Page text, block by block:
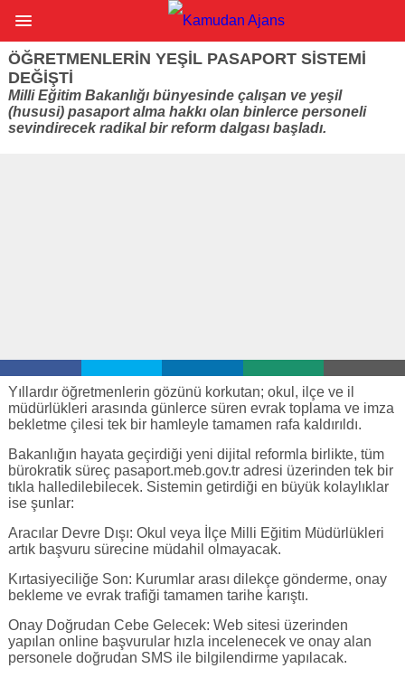
ÖĞRETMENLERIN YEŞIL PASAPORT SISTEMI
DEĞIŞTI
Milli Eğitim Bakanlığı bünyesinde çalışan ve yeşil
(hususi) pasaport alma hakkı olan binlerce personeli
sevindirecek radikal bir reform dalgası başladı.
Yıllardır öğretmenlerin gözünü korkutan; okul, ilçe ve il
müdürlükleri arasında günlerce süren evrak toplama ve imza
bekletme çilesi tek bir hamleyle tamamen rafa kaldırıldı.
​Bakanlığın hayata geçirdiği yeni dijital reformla birlikte, tüm
bürokratik süreç pasaport.meb.gov.tr adresi üzerinden tek bir
tıkla halledilebilecek. Sistemin getirdiği en büyük kolaylıklar
ise şunlar:
​Aracılar Devre Dışı: Okul veya İlçe Milli Eğitim Müdürlükleri
artık başvuru sürecine müdahil olmayacak.
​Kırtasiyeciliğe Son: Kurumlar arası dilekçe gönderme, onay
bekleme ve evrak trafiği tamamen tarihe karıştı.
​Onay Doğrudan Cebe Gelecek: Web sitesi üzerinden
yapılan online başvurular hızla incelenecek ve onay alan
personele doğrudan SMS ile bilgilendirme yapılacak.